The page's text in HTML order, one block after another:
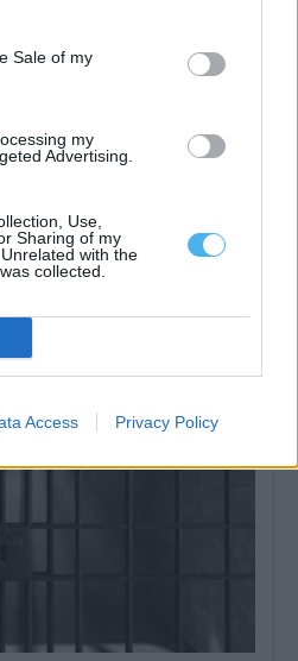
Sale of my
my
Advertising.
Use,
Sharing of my
with the
collected.
Access Privacy Policy
militar dispensado recebeu
e da Administração Interna, Paulo